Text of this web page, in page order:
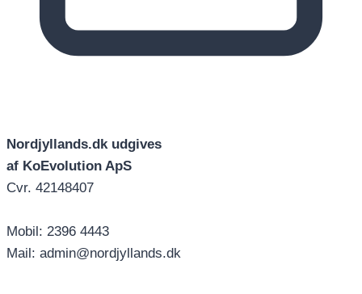
Nordjyllands.dk udgives
af KoEvolution ApS
Cvr. 42148407
Mobil: 2396 4443
Mail: admin@nordjyllands.dk